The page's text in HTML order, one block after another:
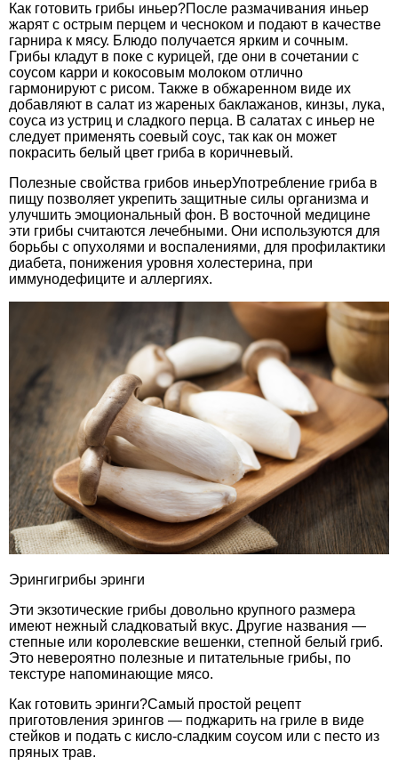
Как готовить грибы иньер?После размачивания иньер
жарят с острым перцем и чесноком и подают в качестве
гарнира к мясу. Блюдо получается ярким и сочным.
Грибы кладут в поке с курицей, где они в сочетании с
соусом карри и кокосовым молоком отлично
гармонируют с рисом. Также в обжаренном виде их
добавляют в салат из жареных баклажанов, кинзы, лука,
соуса из устриц и сладкого перца. В салатах с иньер не
следует применять соевый соус, так как он может
покрасить белый цвет гриба в коричневый.
Полезные свойства грибов иньерУпотребление гриба в
пищу позволяет укрепить защитные силы организма и
улучшить эмоциональный фон. В восточной медицине
эти грибы считаются лечебными. Они используются для
борьбы с опухолями и воспалениями, для профилактики
диабета, понижения уровня холестерина, при
иммунодефиците и аллергиях.
Эрингигрибы эринги
Эти экзотические грибы довольно крупного размера
имеют нежный сладковатый вкус. Другие названия —
степные или королевские вешенки, степной белый гриб.
Это невероятно полезные и питательные грибы, по
текстуре напоминающие мясо.
Как готовить эринги?Самый простой рецепт
приготовления эрингов — поджарить на гриле в виде
стейков и подать с кисло-сладким соусом или с песто из
пряных трав.